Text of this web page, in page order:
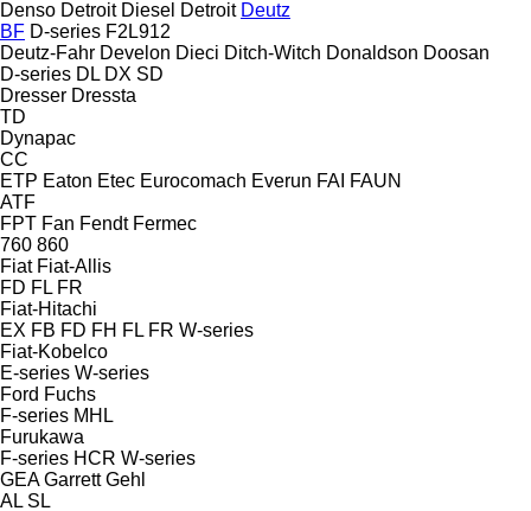
Denso Detroit Diesel Detroit Deutz
BF D-series F2L912
Deutz-Fahr Develon Dieci Ditch-Witch Donaldson Doosan
D-series DL DX SD
Dresser Dressta
TD
Dynapac
CC
ETP Eaton Etec Eurocomach Everun FAI FAUN
ATF
FPT Fan Fendt Fermec
760 860
Fiat Fiat-Allis
FD FL FR
Fiat-Hitachi
EX FB FD FH FL FR W-series
Fiat-Kobelco
E-series W-series
Ford Fuchs
F-series MHL
Furukawa
F-series HCR W-series
GEA Garrett Gehl
AL SL